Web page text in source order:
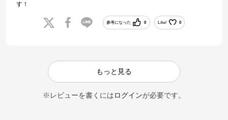
す！
参考になった 0 Like! 0
もっと見る
※レビューを書くにはログインが必要です。